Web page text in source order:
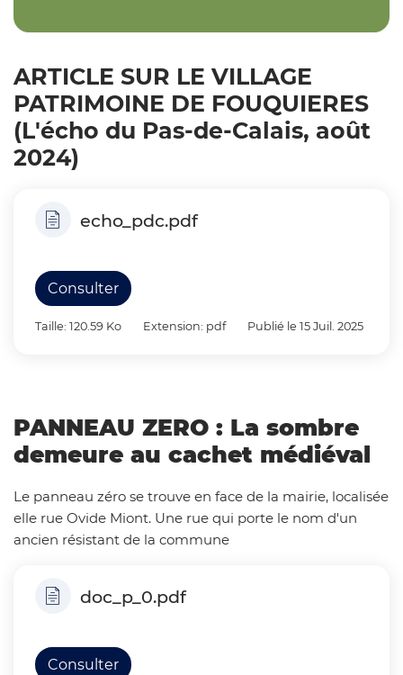
ARTICLE SUR LE VILLAGE
PATRIMOINE DE FOUQUIERES
(L'écho du Pas-de-Calais, août
2024)
echo_pdc.pdf
Consulter
Taille: 120.59 Ko Extension: pdf Publié le 15 Juil. 2025
PANNEAU ZERO : La sombre
demeure au cachet médiéval
Le panneau zéro se trouve en face de la mairie, localisée
elle rue Ovide Miont. Une rue qui porte le nom d'un
ancien résistant de la commune
doc_p_0.pdf
Consulter